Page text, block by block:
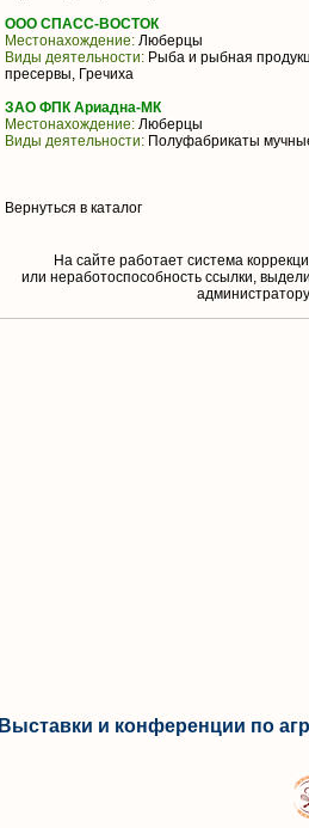
ООО СПАСС-ВОСТОК
Местонахождение: Люберцы
Виды деятельности: Рыба и рыбная
пресервы, Гречиха
ЗАО ФПК Ариадна-МК
Местонахождение: Люберцы
Виды деятельности: Полуфабрикаты
Вернуться в каталог
На сайте работает система
или неработоспособность ссылки,
Выставки и конференции по